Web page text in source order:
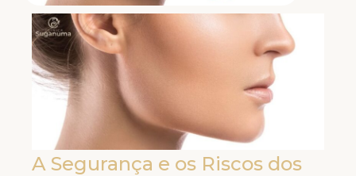
A Segurança e os Riscos dos